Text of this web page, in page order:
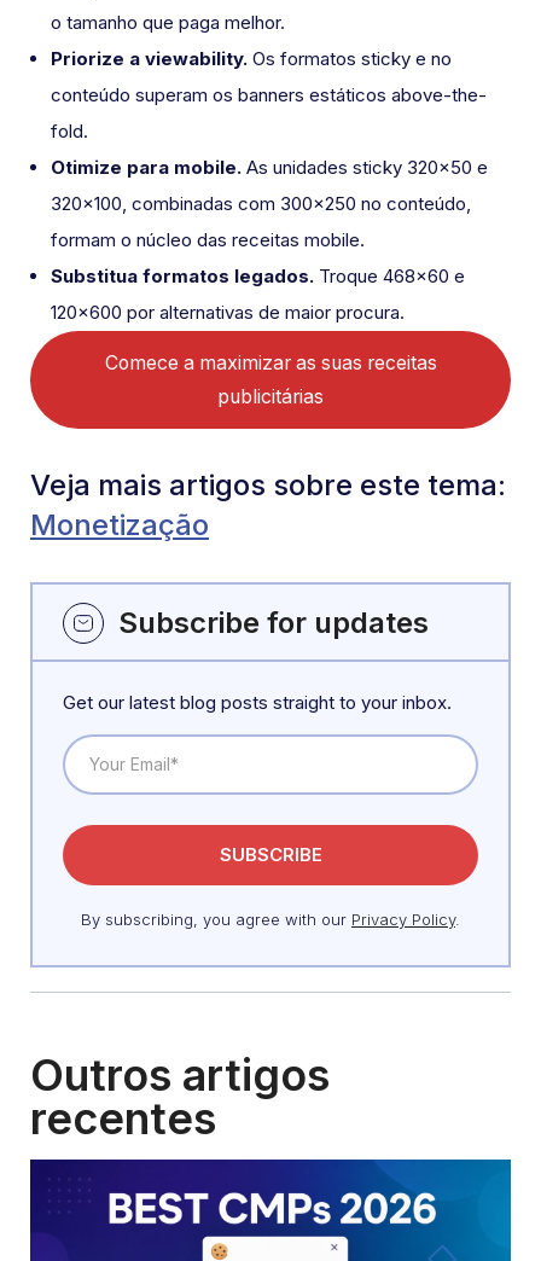
o tamanho que paga melhor.
Priorize a viewability. Os formatos sticky e no
conteúdo superam os banners estáticos above-the-
fold.
Otimize para mobile. As unidades sticky 320×50 e
320×100, combinadas com 300×250 no conteúdo,
formam o núcleo das receitas mobile.
Substitua formatos legados. Troque 468×60 e
120×600 por alternativas de maior procura.
Comece a maximizar as suas receitas
publicitárias
Veja mais artigos sobre este tema:
Monetização
Subscribe for updates
Get our latest blog posts straight to your inbox.
By subscribing, you agree with our Privacy Policy.
Outros artigos
recentes